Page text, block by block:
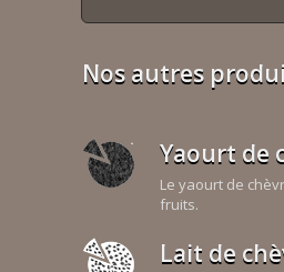
Nos autres
Yaourt de
Le yaourt de
fruits.
Lait de